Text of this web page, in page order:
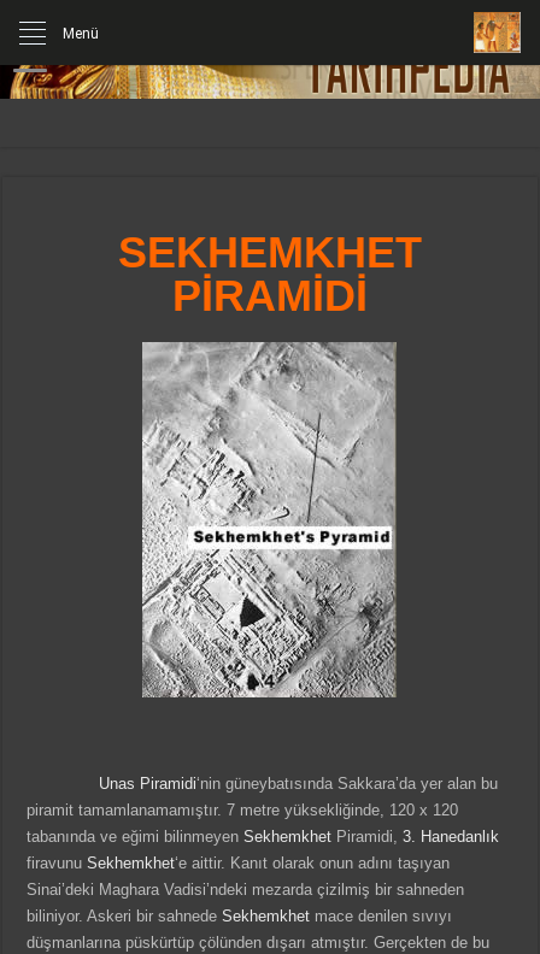
SEKHEMKHET
PİRAMİDİ
Unas Piramidi‘nin güneybatısında Sakkara’da yer alan bu
piramit tamamlanamamıştır. 7 metre yüksekliğinde, 120 x 120
tabanında ve eğimi bilinmeyenSekhemkhet Piramidi,3. Hanedanlık
firavunuSekhemkhet‘e aittir. Kanıt olarak onun adını taşıyan
Sinai’deki Maghara Vadisi’ndeki mezarda çizilmiş bir sahneden
biliniyor. Askeri bir sahnedeSekhemkhet mace denilen sıvıyı
düşmanlarına püskürtüp çölünden dışarı atmıştır. Gerçekten de bu
Menü